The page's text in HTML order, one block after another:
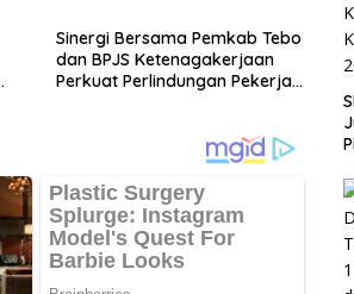
Sinergi Bersama Pemkab Tebo
dan BPJS Ketenagakerjaan
Perkuat Perlindungan Pekerja